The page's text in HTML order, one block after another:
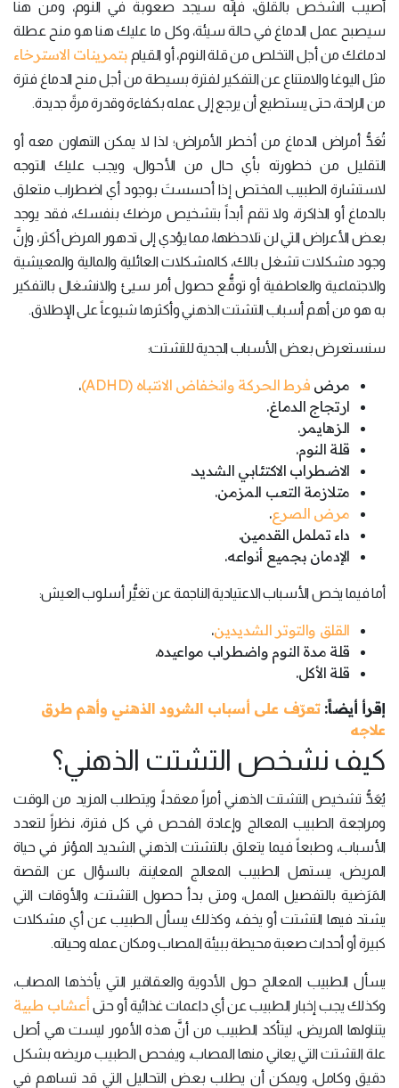
أُصيب الشخص بالقلق، فإنَّه سيجد صعوبةً في النوم، ومن هنا
سيصبح عمل الدماغ في حالة سيئة، وكل ما عليك هنا هو منح عطلة
لدماغك من أجل التخلص من قلة النوم، أو القيام بتمرينات الاسترخاء
مثل اليوغا والامتناع عن التفكير لفترة بسيطة من أجل منح الدماغ فترة
من الراحة، حتى يستطيع أن يرجع إلى عمله بكفاءة وقدرة مرةً جديدة.
تُعَدُّ أمراض الدماغ من أخطر الأمراض؛ لذا لا يمكن التهاون معه أو
التقليل من خطورته بأي حال من الأحوال، ويجب عليك التوجه
لاستشارة الطبيب المختص إذا أحسستَ بوجود أي اضطراب متعلق
بالدماغ أو الذاكرة، ولا تقم أبداً بتشخيص مرضك بنفسك، فقد يوجد
بعض الأعراض التي لن تلاحظها، مما يؤدي إلى تدهور المرض أكثر، وإنَّ
وجود مشكلات تشغل بالك، كالمشكلات العائلية والمالية والمعيشية
والاجتماعية والعاطفية أو توقُّع حصول أمر سيئ والانشغال بالتفكير
به هو من أهم أسباب التشتت الذهني وأكثرها شيوعاً على الإطلاق.
سنستعرض بعض الأسباب الجدية للتشتت:
مرض فرط الحركة وانخفاض الانتباه (ADHD)
.
ارتجاج الدماغ.
الزهايمر.
قلة النوم.
الاضطراب الاكتئابي الشديد.
متلازمة التعب المزمن.
مرض الصرع.
داء تململ القدمين.
الإدمان بجميع أنواعه.
أما فيما يخص الأسباب الاعتيادية الناجمة عن تغيُّر أسلوب العيش:
القلق والتوتر الشديدين.
قلة مدة النوم واضطراب مواعيده.
قلة الأكل.
إقرأ أيضاً:تعرّف على أسباب الشرود الذهني وأهم طرق
علاجه
كيف نشخص التشتت الذهني؟
يُعَدُّ تشخيص التشتت الذهني أمراً معقداً، ويتطلب المزيد من الوقت
ومراجعة الطبيب المعالج وإعادة الفحص في كل فترة، نظراً لتعدد
الأسباب، وطبعاً فيما يتعلق بالتشتت الذهني الشديد المؤثر في حياة
المريض، يستهل الطبيب المعالج المعاينة، بالسؤال عن القصة
المَرَضية بالتفصيل الممل، ومتى بدأ حصول التشتت، والأوقات التي
يشتد فيها التشتت أو يخف، وكذلك يسأل الطبيب عن أي مشكلات
كبيرة أو أحداث صعبة محيطة ببيئة المصاب ومكان عمله وحياته.
يسأل الطبيب المعالج حول الأدوية والعقاقير التي يأخذها المصاب،
وكذلك يجب إخبار الطبيب عن أي داعمات غذائية أو حتى أعشاب طبية
يتناولها المريض، ليتأكد الطبيب من أنَّ هذه الأمور ليست هي أصل
علة التشتت التي يعاني منها المصاب، ويفحص الطبيب مريضه بشكل
دقيق وكامل، ويمكن أن يطلب بعض التحاليل التي قد تساهم في